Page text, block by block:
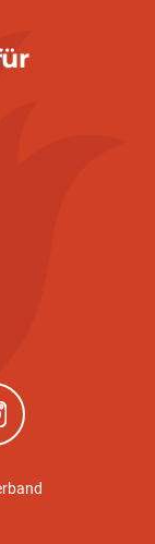
(neues Fenster)